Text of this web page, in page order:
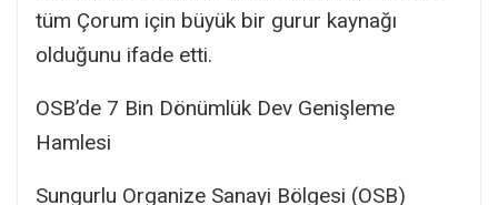
tüm Çorum için büyük bir gurur kaynağı
olduğunu ifade etti.
OSB’de 7 Bin Dönümlük Dev Genişleme
Hamlesi
Sungurlu Organize Sanayi Bölgesi (OSB)